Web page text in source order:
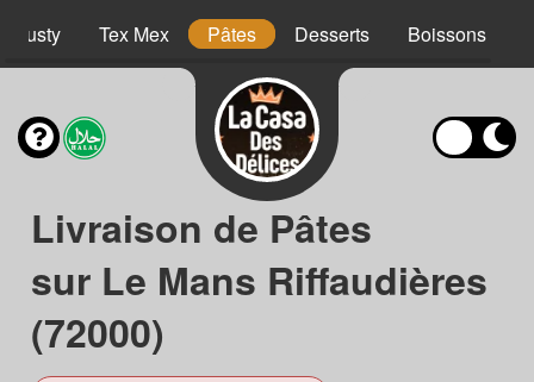
Tex Mex Pâtes Desserts Boissons
Livraison de Pâtes
sur Le Mans Riffaudières
(72000)